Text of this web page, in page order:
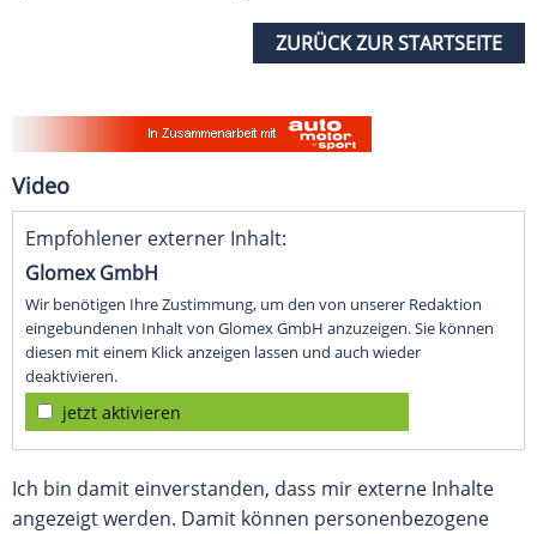
ZURÜCK ZUR STARTSEITE
Video
Empfohlener externer Inhalt:
Glomex GmbH
Wir benötigen Ihre Zustimmung, um den von unserer Redaktion
eingebundenen Inhalt von Glomex GmbH anzuzeigen. Sie können
diesen mit einem Klick anzeigen lassen und auch wieder
deaktivieren.
jetzt aktivieren
Ich bin damit einverstanden, dass mir externe Inhalte
angezeigt werden. Damit können personenbezogene